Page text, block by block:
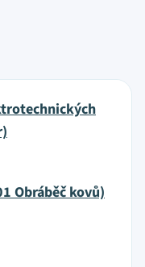
Obráběč kovů)